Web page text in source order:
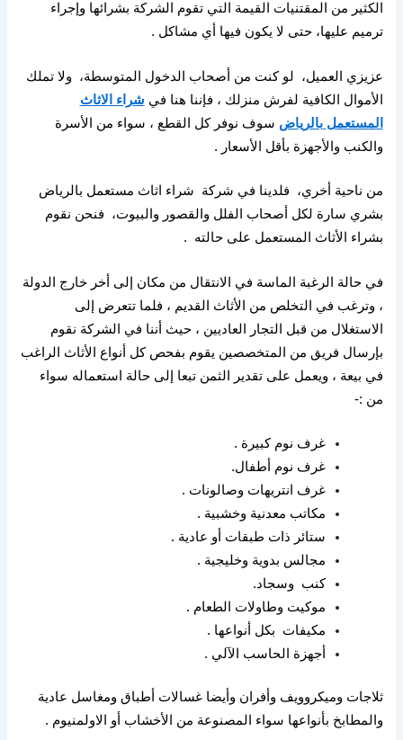
الكثير من المقتنيات القيمة التي تقوم الشركة بشرائها وإجراء
ترميم عليها، حتى لا يكون فيها أي مشاكل .
عزيزي العميل، لو كنت من أصحاب الدخول المتوسطة،
ولا تملك
الأموال الكافية لفرش منزلك ، فإننا هنا في شراء الاثاث
المستعمل بالرياض سوف نوفر كل القطع ، سواء من الأسرة
والكنب والأجهزة بأقل الأسعار .
من ناحية أخري، فلدينا في شركة
شراء اثاث مستعمل بالرياض
بشري سارة لكل أصحاب الفلل والقصور والبيوت،
فنحن نقوم
بشراء الأثاث المستعمل على حالته
.
في حالة الرغبة الماسة في الانتقال من مكان إلى أخر خارج الدولة
، وترغب في التخلص من الأثاث القديم ، فلما تتعرض إلى
الاستغلال من قبل التجار العاديين ، حيث أننا في الشركة نقوم
بإرسال فريق من المتخصصين يقوم بفحص كل أنواع الأثاث الراغب
في بيعة ، ويعمل على تقدير الثمن تبعا إلى حالة استعماله سواء
من :-
غرف نوم كبيرة .
غرف نوم أطفال.
غرف انتريهات وصالونات .
مكاتب معدنية وخشبية .
ستائر ذات طبقات أو عادية .
مجالس بدوية وخليجية .
كنب
وسجاد.
موكيت وطاولات الطعام .
مكيفات
بكل أنواعها .
أجهزة الحاسب الآلي .
ثلاجات وميكروويف وأفران وأيضا غسالات أطباق ومغاسل عادية
والمطابخ بأنواعها سواء المصنوعة من الأخشاب أو الاولمنيوم .